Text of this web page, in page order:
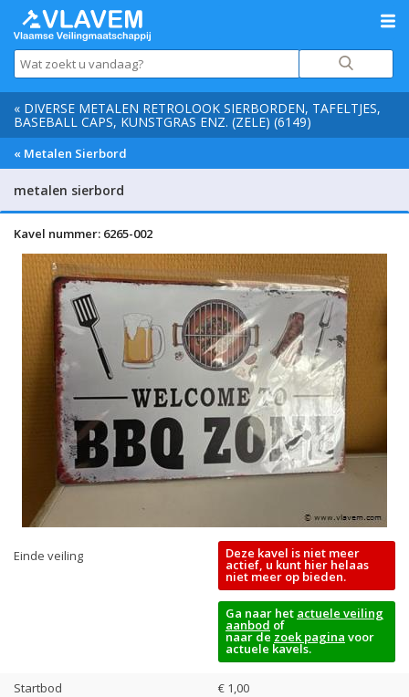
« DIVERSE METALEN RETROLOOK SIERBORDEN, TAFELTJES,
BASEBALL CAPS, KUNSTGRAS ENZ. (ZELE) (6149)
« Metalen Sierbord
metalen sierbord
Kavel nummer: 6265-002
Einde veiling Deze kavel is niet meer
actief, u kunt hier helaas
niet meer op bieden.
Ga naar het actuele veiling
aanbod of
naar de zoek pagina voor
actuele kavels.
Startbod
€ 1,00